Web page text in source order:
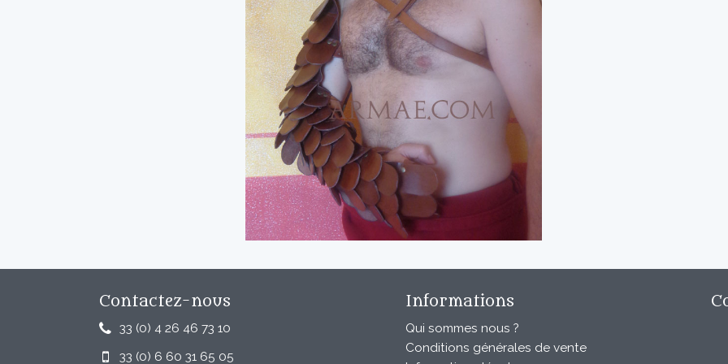
Contactez-nous
33 (0) 4 26 46 73 10
33 (0) 6 60 31 65 05
Informations
Qui sommes nous ?
Conditions générales de vente